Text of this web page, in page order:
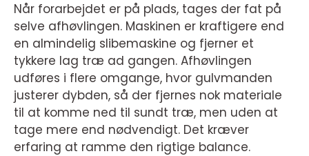
Når forarbejdet er på plads, tages der fat på
selve afhøvlingen. Maskinen er kraftigere end
en almindelig slibemaskine og fjerner et
tykkere lag træ ad gangen. Afhøvlingen
udføres i flere omgange, hvor gulvmanden
justerer dybden, så der fjernes nok materiale
til at komme ned til sundt træ, men uden at
tage mere end nødvendigt. Det kræver
erfaring at ramme den rigtige balance.